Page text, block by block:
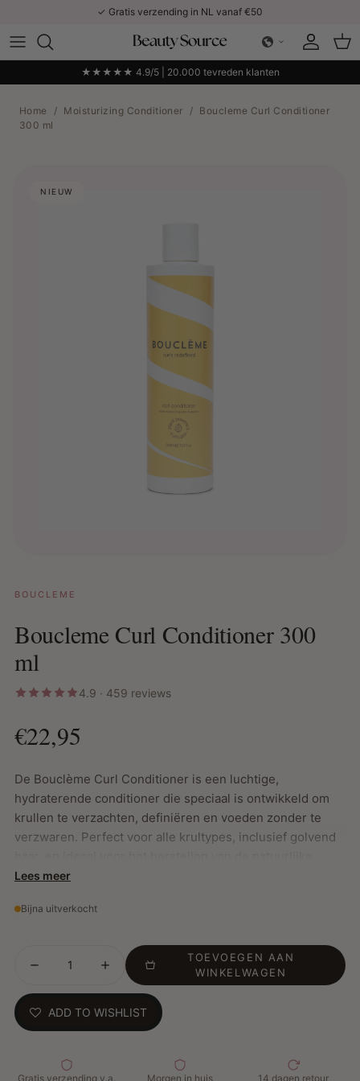
✓ Gratis verzending in NL vanaf €50
Account
★★★★★ 4.9/5 | 20.000 tevreden klanten
Home / Moisturizing Conditioner / Boucleme Curl Conditioner
300 ml
NIEUW
BOUCLEME
Boucleme Curl Conditioner 300
ml
4.9 · 459 reviews
€22,95
De Bouclème Curl Conditioner is een luchtige,
hydraterende conditioner die speciaal is ontwikkeld om
krullen te verzachten, definiëren en voeden zonder te
verzwaren. Perfect voor alle krultypes, inclusief golvend
veerkracht en glans van je haar.
Lichtgewicht formule voor krullen
Geschikt voor alle krultypes
Curly Girl Methode-proof
Hydrateert, voedt en beschermt
Ontwart en maakt het haar handelbaar
Lees meer
Bijna uitverkocht
TOEVOEGEN AAN
WINKELWAGEN
ADD TO WISHLIST
Gratis verzending v.a.
Morgen in huis 14 dagen retour